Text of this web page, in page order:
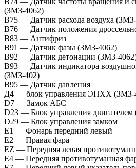
(ЗМЗ-4062)
В75 — Датчик расхода воздуха
В76 — Датчик положения
B83 — Антифриз
В91 — Датчик фазы (ЗМЗ-4062)
В92 — Датчик детонации (ЗМЗ-
В93 — Датчик индикатора
(ЗМЗ-402)
B95 — Датчик давления
Д4 — блок управления ЭПХХ (ЗМЗ-
D7 — Замок АБС
D23 — Блок управления
D29 — Блок управления замком
E1 — Фонарь передний левый
E2 — Правая фара
EZ — Передняя левая
E4 — Передняя противотуманная